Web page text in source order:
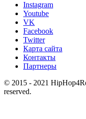
Instagram
Youtube
VK
Facebook
Twitter
Карта сайта
Контакты
Партнеры
© 2015 - 2021
reserved.